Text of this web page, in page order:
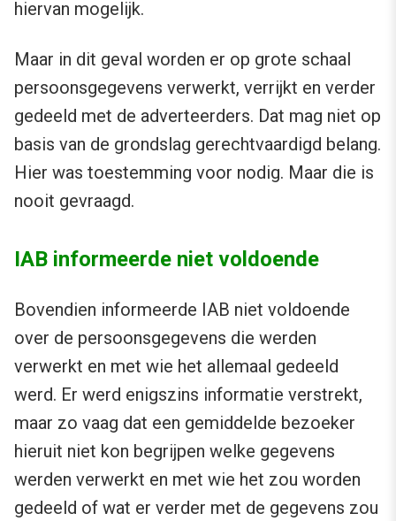
hiervan mogelijk.
Maar in dit geval worden er op grote schaal
persoonsgegevens verwerkt, verrijkt en verder
gedeeld met de adverteerders. Dat mag niet op
basis van de grondslag gerechtvaardigd belang.
Hier was toestemming voor nodig. Maar die is
nooit gevraagd.
IAB informeerde niet voldoende
Bovendien informeerde IAB niet voldoende
over de persoonsgegevens die werden
verwerkt en met wie het allemaal gedeeld
werd. Er werd enigszins informatie verstrekt,
maar zo vaag dat een gemiddelde bezoeker
hieruit niet kon begrijpen welke gegevens
werden verwerkt en met wie het zou worden
gedeeld of wat er verder met de gegevens zou